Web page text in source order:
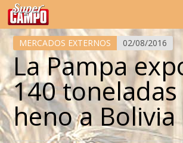
Temas de hoy
MERCADOS EXTERNOS 02/08/2016
La Pampa
140 toneladas
heno a Bolivia